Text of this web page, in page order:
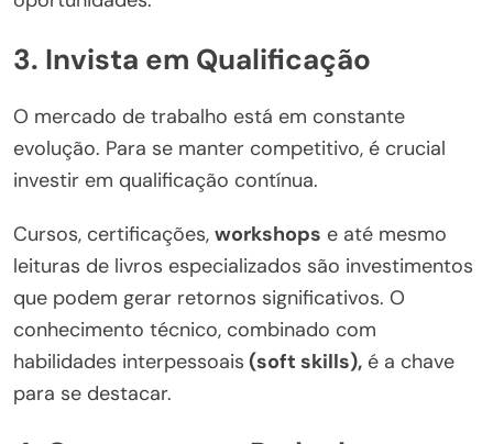
3. Invista em Qualificação
O mercado de trabalho está em constante
evolução. Para se manter competitivo, é crucial
investir em qualificação contínua.
Cursos, certificações, workshops e até mesmo
leituras de livros especializados são investimentos
que podem gerar retornos significativos. O
conhecimento técnico, combinado com
habilidades interpessoais (soft skills), é a chave
para se destacar.